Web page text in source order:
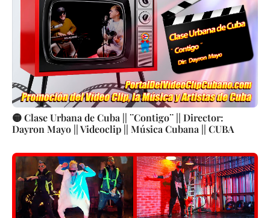
🟡 Clase Urbana de Cuba || ¨Contigo¨ || Director:
Dayron Mayo || Videoclip || Música Cubana || CUBA